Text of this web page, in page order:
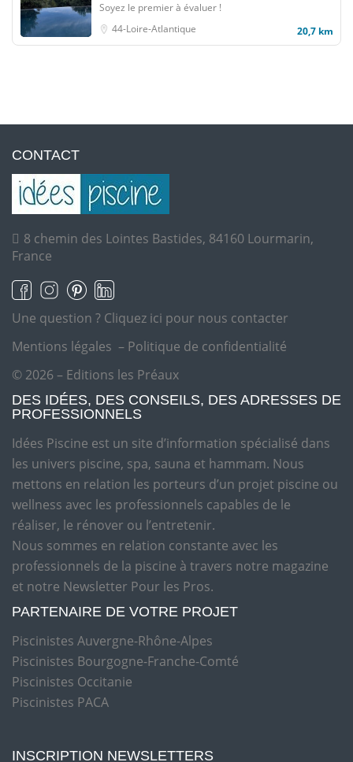
Soyez le premier à évaluer !
44-Loire-Atlantique
20,7 km
CONTACT
8 chemin des Lointes Bastides, 84160 Lourmarin,
France
Une question ? Cliquez ici pour nous contacter
Mentions légales – Politique de confidentialité
© 2026 – Editions les Préaux
DES IDÉES, DES CONSEILS, DES ADRESSES DE
PROFESSIONNELS
Idées Piscine est un site d’information spécialisé dans
les univers piscine, spa, sauna et hammam. Nous
mettons en relation les porteurs d’un projet piscine ou
wellness avec les professionnels capables de le
réaliser, le rénover ou l’entretenir.
Nous sommes en relation constante avec les
professionnels de la piscine à travers notre magazine
et notre Newsletter Pour les Pros.
PARTENAIRE DE VOTRE PROJET
Piscinistes Auvergne-Rhône-Alpes
Piscinistes Bourgogne-Franche-Comté
Piscinistes Occitanie
Piscinistes PACA
INSCRIPTION NEWSLETTERS